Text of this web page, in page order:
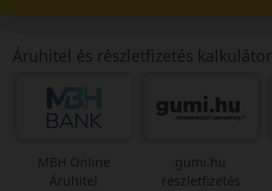
Áruhitel és részletfizetés kalkulátor
MBH Online
Áruhitel
gumi.hu
részletfizetés